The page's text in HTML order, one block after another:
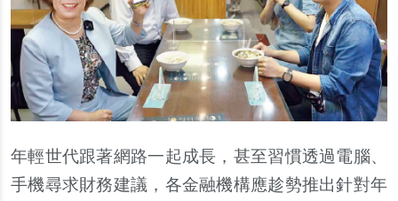
年輕世代跟著網路一起成長，甚至習慣透過電腦、
手機尋求財務建議，各金融機構應趁勢推出針對年